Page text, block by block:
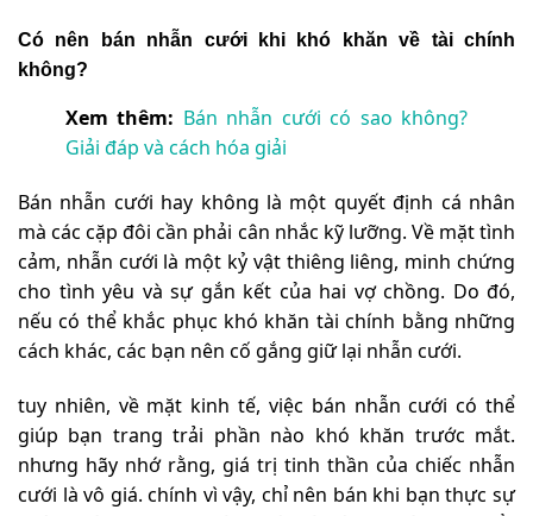
Có nên bán nhẫn cưới khi khó khăn về tài chính
không?
Xem thêm: Bán nhẫn cưới có sao không?
Giải đáp và cách hóa giải
Bán nhẫn cưới hay không là một quyết định cá nhân
mà các cặp đôi cần phải cân nhắc kỹ lưỡng. Về mặt tình
cảm, nhẫn cưới là một kỷ vật thiêng liêng, minh chứng
cho tình yêu và sự gắn kết của hai vợ chồng. Do đó,
nếu có thể khắc phục khó khăn tài chính bằng những
cách khác, các bạn nên cố gắng giữ lại nhẫn cưới.
tuy nhiên, về mặt kinh tế, việc bán nhẫn cưới có thể
giúp bạn trang trải phần nào khó khăn trước mắt.
nhưng hãy nhớ rằng, giá trị tinh thần của chiếc nhẫn
cưới là vô giá. chính vì vậy, chỉ nên bán khi bạn thực sự